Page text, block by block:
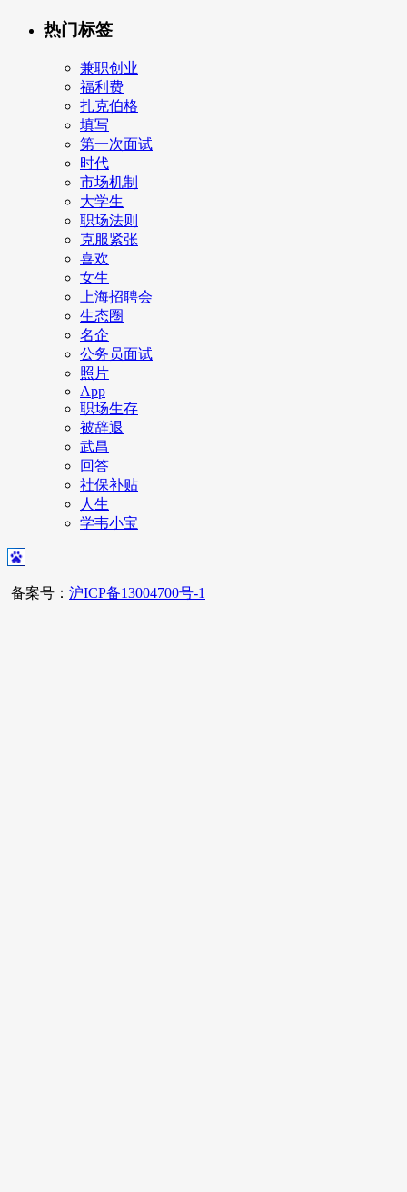
热门标签
兼职创业
福利费
扎克伯格
填写
第一次面试
时代
市场机制
大学生
职场法则
克服紧张
喜欢
女生
上海招聘会
生态圈
名企
公务员面试
照片
App
职场生存
被辞退
武昌
回答
社保补贴
人生
学韦小宝
备案号： 沪ICP备13004700号-1